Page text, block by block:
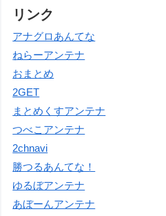
リンク
アナグロあんてな
ねらーアンテナ
おまとめ
2GET
まとめくすアンテナ
つべこアンテナ
2chnavi
勝つるあんてな！
ゆるぼアンテナ
あぼーんアンテナ